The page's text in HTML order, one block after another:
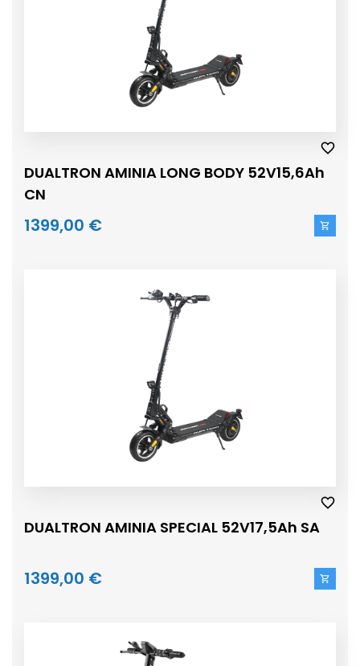
DUALTRON AMINIA LONG BODY 52V15,6Ah
CN
1399,00 €
DUALTRON AMINIA SPECIAL 52V17,5Ah SA
1399,00 €